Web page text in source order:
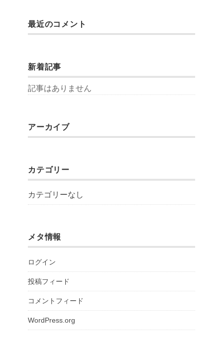
最近のコメント
新着記事
記事はありません
アーカイブ
カテゴリー
カテゴリーなし
メタ情報
ログイン
投稿フィード
コメントフィード
WordPress.org